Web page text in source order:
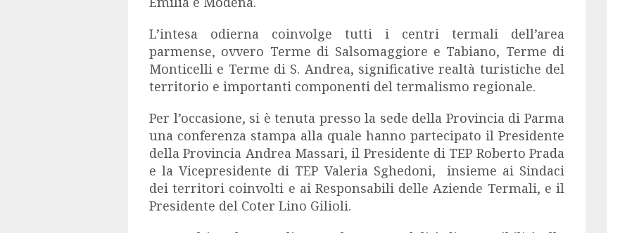
L’intesa odierna coinvolge tutti i centri termali dell’area
parmense, ovvero Terme di Salsomaggiore e Tabiano, Terme di
Monticelli e Terme di S. Andrea, significative realtà turistiche del
territorio e importanti componenti del termalismo regionale.
Per l’occasione, si è tenuta presso la sede della Provincia di Parma
una conferenza stampa alla quale hanno partecipato il Presidente
della Provincia Andrea Massari, il Presidente di TEP Roberto Prada
e la Vicepresidente di TEP Valeria Sghedoni, insieme ai Sindaci
dei territori coinvolti e ai Responsabili delle Aziende Termali, e il
Presidente del Coter Lino Gilioli.